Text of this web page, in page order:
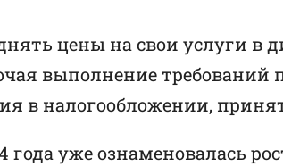
цены на свои услуги в
выполнение требований
в налогообложении,
уже ознаменовалась